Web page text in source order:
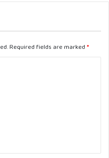
Required fields are marked *